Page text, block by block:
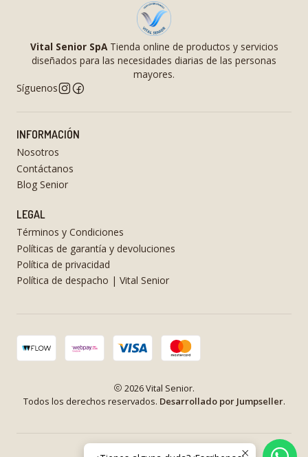
Vital Senior SpATienda online de productos y servicios
diseñados para las necesidades diarias de las personas
mayores.
Síguenos
INFORMACIÓN
Nosotros
Contáctanos
Blog Senior
LEGAL
Términos y Condiciones
Políticas de garantía y devoluciones
Política de privacidad
Política de despacho | Vital Senior
2026 Vital Senior.
Todos los derechos reservados. Desarrollado por Jumpseller.